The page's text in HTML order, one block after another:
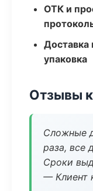
ОТК и
Доставка
упаковка
Отзывы
Сложные
раза, все
Сроки
— Клиент